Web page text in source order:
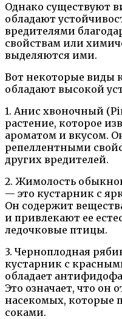
Однако существуют
обладают
вредителями
свойствам или
выделяются ими.
Вот некоторые виды
обладают высокой
1. Анис хвоночный
растение, которое
ароматом и вкусом.
репеллентными
других вредителей.
2. Жимолость
— это кустарник с
Он содержит
и привлекают ее
ледочковые птицы.
3. Черноплодная
кустарник с
обладает
Это означает, что он
насекомых, которые
соками.